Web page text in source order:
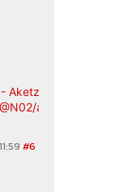
Aketz etxea (argazki
albums/
#6